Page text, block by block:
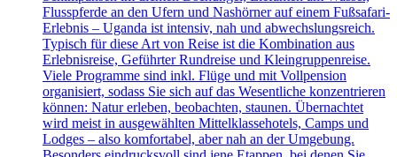
Flusspferde an den Ufern und Nashörner auf einem Fußsafari-
Erlebnis – Uganda ist intensiv, nah und abwechslungsreich.
Typisch für diese Art von Reise ist die Kombination aus
Erlebnisreise, Geführter Rundreise und Kleingruppenreise.
Viele Programme sind inkl. Flüge und mit Vollpension
organisiert, sodass Sie sich auf das Wesentliche konzentrieren
können: Natur erleben, beobachten, staunen. Übernachtet
wird meist in ausgewählten Mittelklassehotels, Camps und
Lodges – also komfortabel, aber nah an der Umgebung.